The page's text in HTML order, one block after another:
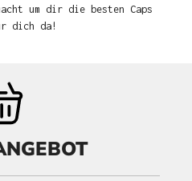
um dir die besten Caps
dich da!